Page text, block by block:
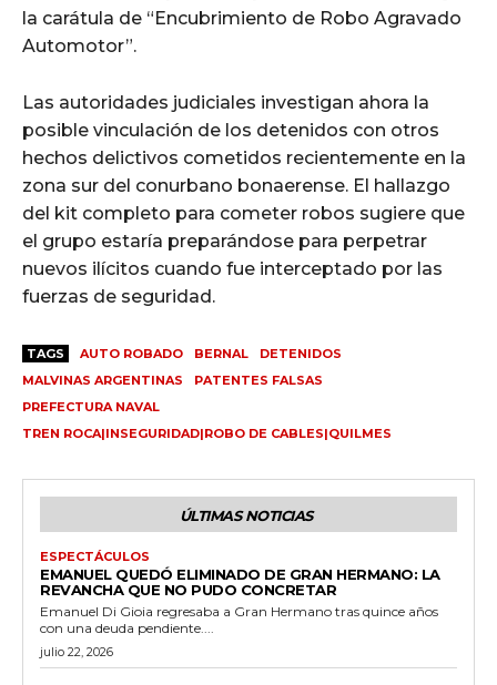
la carátula de “Encubrimiento de Robo Agravado
Automotor”.
Las autoridades judiciales investigan ahora la
posible vinculación de los detenidos con otros
hechos delictivos cometidos recientemente en la
zona sur del conurbano bonaerense. El hallazgo
del kit completo para cometer robos sugiere que
el grupo estaría preparándose para perpetrar
nuevos ilícitos cuando fue interceptado por las
fuerzas de seguridad.
TAGS AUTO ROBADO BERNAL
DETENIDOS
MALVINAS ARGENTINAS
PATENTES FALSAS
PREFECTURA NAVAL
TREN ROCA|INSEGURIDAD|ROBO DE CABLES|QUILMES
ÚLTIMAS NOTICIAS
ESPECTÁCULOS
EMANUEL QUEDÓ ELIMINADO DE GRAN HERMANO: LA
REVANCHA QUE NO PUDO CONCRETAR
Emanuel Di Gioia regresaba a Gran Hermano tras quince años
con una deuda pendiente....
julio 22, 2026